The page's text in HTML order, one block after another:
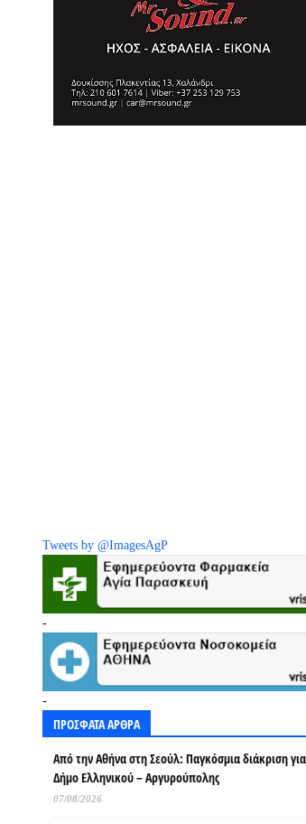
Tweets by @ImagesAgP
-
-
ΠΡΟΣΦΑΤΑ ΑΡΘΡΑ
Από την Αθήνα στη Σεούλ: Παγκόσμια διάκριση
Δήμο Ελληνικού – Αργυρούπολης
07/08/2026